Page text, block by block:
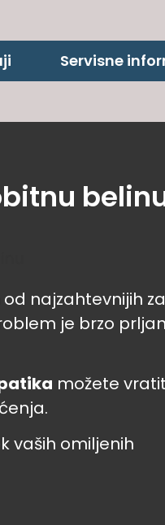
Servisne
najzahtevnijih za
je brzo
možete
vaših omiljenih